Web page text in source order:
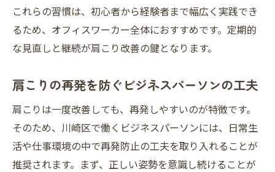
これらの習慣は、初心者から経験者まで幅広く実践でき
るため、オフィスワーカー全体におすすめです。定期的
な見直しと継続が肩こり改善の鍵となります。
肩こりの再発を防ぐビジネスパーソンの工夫
肩こりは一度改善しても、再発しやすいのが特徴です。
そのため、川崎区で働くビジネスパーソンには、日常生
活や仕事環境の中で再発防止の工夫を取り入れることが
推奨されます。まず、正しい姿勢を意識し続けることが